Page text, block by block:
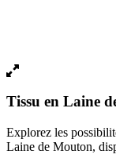
Tissu en Laine
Explorez les
Laine de Mouton,